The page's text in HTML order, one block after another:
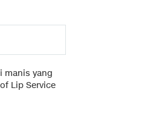
manis yang
Lip Service